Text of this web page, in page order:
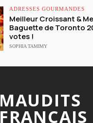
ADRESSES GOURMANDES
Meilleur Croissant &
Baguette de Toronto
votes !
SOPHIA TAMIMY
MAUDITS
FRANCAIS